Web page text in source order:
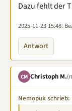
Dazu fehlt der
2025-11-23 15:48:
Antwort
CM Christoph M.
Nemopuk schrieb: